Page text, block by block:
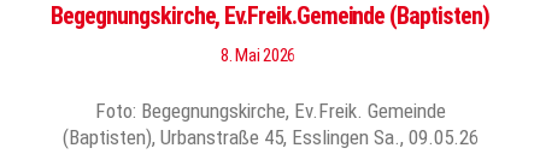
Begegnungskirche, Ev.Freik.Gemeinde (Baptisten)
8. Mai 2026
Foto: Begegnungskirche, Ev.Freik. Gemeinde
(Baptisten), Urbanstraße 45, Esslingen Sa., 09.05.26